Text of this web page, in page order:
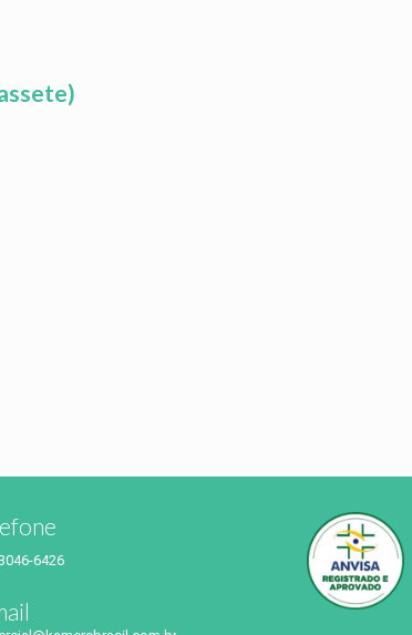
6426